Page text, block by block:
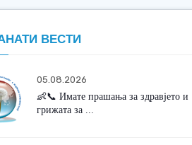
ВЕСТИ
05.08.2026
👶📞 Имате прашања за здравјето и
грижата за ...